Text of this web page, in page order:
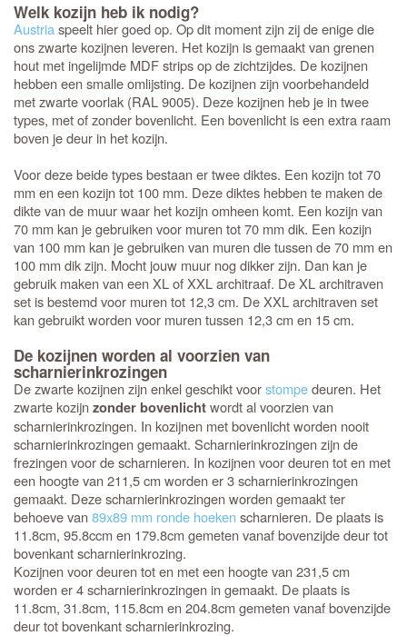
Welk kozijn heb ik nodig?
Austriaspeelt hier goed op. Op dit moment zijn zij de enige die
ons zwarte kozijnen leveren. Het kozijn is gemaakt van grenen
hout met ingelijmde MDF strips op de zichtzijdes. De kozijnen
hebben een smalle omlijsting. De kozijnen zijn voorbehandeld
met zwarte voorlak (RAL 9005). Deze kozijnen heb je in twee
types, met of zonder bovenlicht. Een bovenlicht is een extra raam
boven je deur in het kozijn.
Voor deze beide types bestaan er twee diktes. Een kozijn tot 70
mm en een kozijn tot 100 mm. Deze diktes hebben te maken de
dikte van de muur waar het kozijn omheen komt. Een kozijn van
70 mm kan je gebruiken voor muren tot 70 mm dik. Een kozijn
van 100 mm kan je gebruiken van muren die tussen de 70 mm en
100 mm dik zijn. Mocht jouw muur nog dikker zijn. Dan kan je
gebruik maken van een XL of XXL architraaf. De XL architraven
set is bestemd voor muren tot 12,3 cm. De XXL architraven set
kan gebruikt worden voor muren tussen 12,3 cm en 15 cm.
De kozijnen worden al voorzien van
scharnierinkrozingen
De zwarte kozijnen zijn enkel geschikt voorstompedeuren. Het
zwarte kozijnzonder bovenlichtwordt al voorzien van
scharnierinkrozingen. In kozijnen met bovenlicht worden nooit
scharnierinkrozingen gemaakt. Scharnierinkrozingen zijn de
frezingen voor de scharnieren. In kozijnen voor deuren tot en met
een hoogte van 211,5 cm worden er 3 scharnierinkrozingen
gemaakt. Deze scharnierinkrozingen worden gemaakt ter
behoeve van89x89 mm ronde hoeken scharnieren. De plaats is
11.8cm, 95.8ccm en 179.8cm gemeten vanaf bovenzijde deur tot
bovenkant scharnierinkrozing.
Kozijnen voor deuren tot en met een hoogte van 231,5 cm
worden er 4 scharnierinkrozingen in gemaakt. De plaats is
11.8cm, 31.8cm, 115.8cm en 204.8cm gemeten vanaf bovenzijde
deur tot bovenkant scharnierinkrozing.